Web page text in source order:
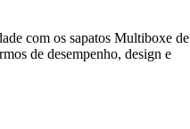
com os sapatos Multiboxe de
de desempenho, design e